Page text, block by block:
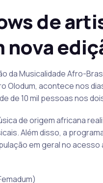
de
nova
da Musicalidade Afro-
acontece nos
de 10 mil pessoas nos
de origem africana
Além disso, a
em geral no